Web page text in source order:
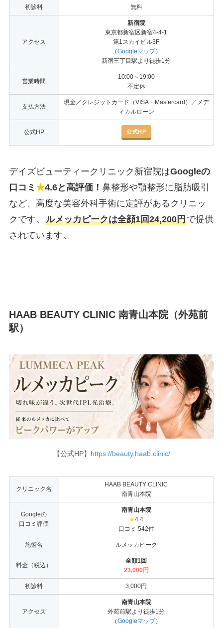
初診料 無料
アクセス
新宿院
東京都新宿区新宿4-4-1
第1スカイビル3F
（Googleマップ）
新宿三丁目駅より徒歩1分
営業時間
10:00～19:00
不定休
支払方法
現金／クレジットカード（VISA・Mastercard）／メデ
ィカルローン
公式HP 公式HP
デイズビューティークリニック新宿院はGoogleの
口コミ ★4.6と高評価！ 鼻整形や顎整形に脂肪吸引
など、高度な美容外科手術に定評があるクリニッ
クです。 ルメッカピークは全顔1回24,200円で提供
されています。
HAAB BEAUTY CLINIC 南青山本院（外苑前
駅）
【公式HP】 https://beauty.haab.clinic/
クリニック名
HAAB BEAUTY CLINIC
南青山本院
Googleの
口コミ評価
南青山本院
★4.4
口コミ 542件
施術名 ルメッカピーク
料金（税込）
全顔1回
23,000円
初診料 3,000円
アクセス
南青山本院
外苑前駅より徒歩1分
（Googleマップ）